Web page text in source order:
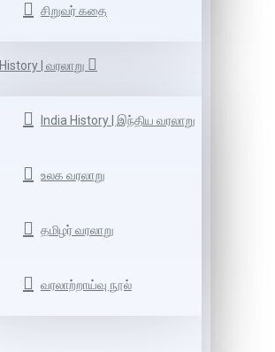
சிறுவர் கதை
History | வரலாறு
India History | இந்திய வரலாறு
உலக வரலாறு
தமிழர் வரலாறு
வரலாற்றாய்வு நூல்